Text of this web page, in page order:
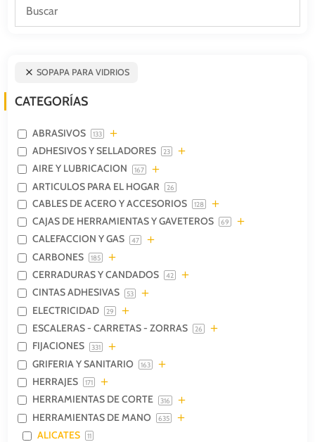
SOPAPA PARA VIDRIOS
CATEGORÍAS
ABRASIVOS 133
ADHESIVOS Y SELLADORES 23
AIRE Y LUBRICACION 167
ARTICULOS PARA EL HOGAR 26
CABLES DE ACERO Y ACCESORIOS 128
CAJAS DE HERRAMIENTAS Y GAVETEROS 69
CALEFACCION Y GAS 47
CARBONES 185
CERRADURAS Y CANDADOS 42
CINTAS ADHESIVAS 53
ELECTRICIDAD 29
ESCALERAS - CARRETAS - ZORRAS 26
FIJACIONES 331
GRIFERIA Y SANITARIO 163
HERRAJES 171
HERRAMIENTAS DE CORTE 316
HERRAMIENTAS DE MANO 635
ALICATES 11